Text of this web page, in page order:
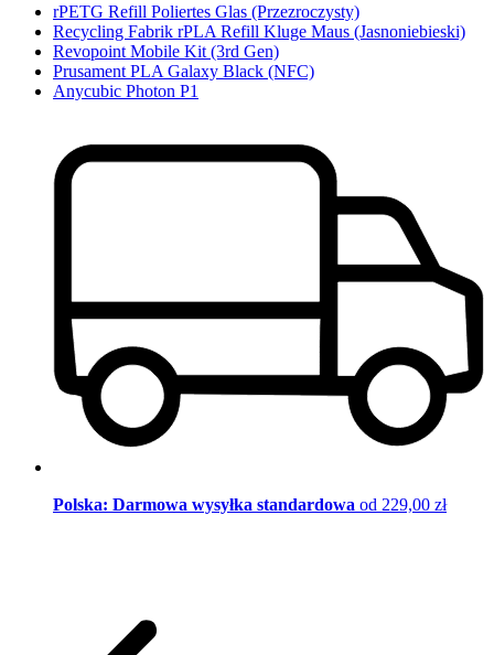
rPETG Refill Poliertes Glas (Przezroczysty)
Recycling Fabrik rPLA Refill Kluge Maus (Jasnoniebieski)
Revopoint Mobile Kit (3rd Gen)
Prusament PLA Galaxy Black (NFC)
Anycubic Photon P1
Polska: Darmowa wysyłka standardowa od 229,00 zł